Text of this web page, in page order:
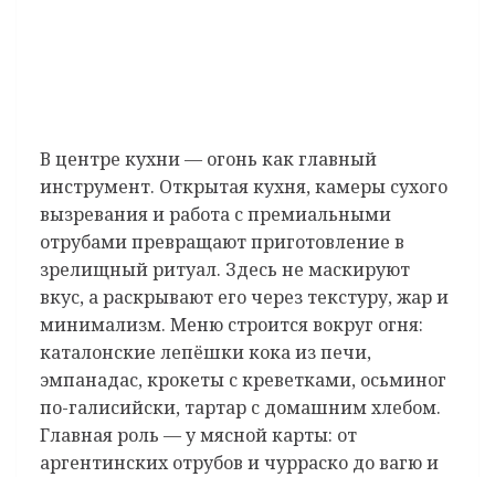
В центре кухни — огонь как главный
инструмент. Открытая кухня, камеры сухого
вызревания и работа с премиальными
отрубами превращают приготовление в
зрелищный ритуал. Здесь не маскируют
вкус, а раскрывают его через текстуру, жар и
минимализм. Меню строится вокруг огня:
каталонские лепёшки кока из печи,
эмпанадас, крокеты с креветками, осьминог
по-галисийски, тартар с домашним хлебом.
Главная роль — у мясной карты: от
аргентинских отрубов и чурраско до вагю и